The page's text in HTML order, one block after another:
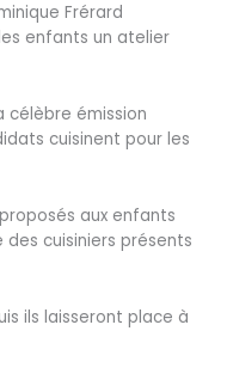
Frérard
enfants un atelier
célèbre émission
cuisinent pour les
aux enfants
des cuisiniers présents
ils laisseront place à